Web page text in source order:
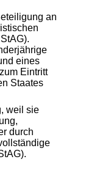
an
eines
Eintritt
Staates
weil sie
durch